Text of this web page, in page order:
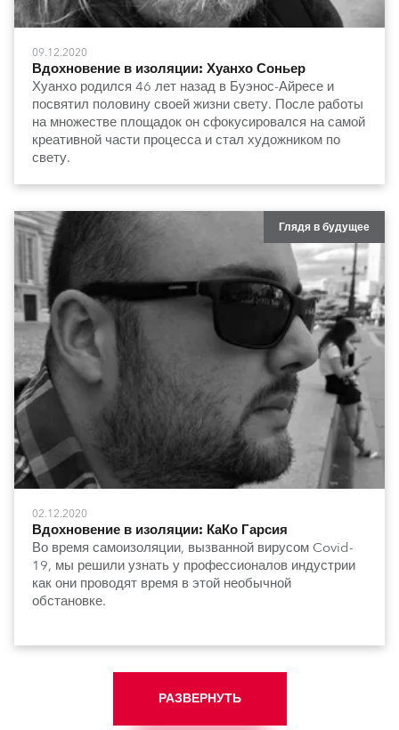
09.12.2020
Вдохновение в изоляции: Хуанхо Соньер
Хуанхо родился 46 лет назад в Буэнос-Айресе и
посвятил половину своей жизни свету. После работы
на множестве площадок он сфокусировался на самой
креативной части процесса и стал художником по
свету.
Глядя в будущее
02.12.2020
Вдохновение в изоляции: КаКо Гарсия
Во время самоизоляции, вызванной вирусом Covid-
19, мы решили узнать у профессионалов индустрии
как они проводят время в этой необычной
обстановке.
РАЗВЕРНУТЬ